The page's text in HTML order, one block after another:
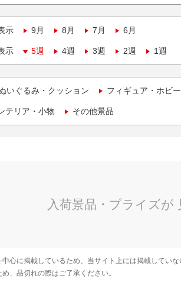
示 9月 8月 7月 6月
示 5週 4週 3週 2週 1週
いぐるみ・クッション フィギュア・ホビー
テリア・小物 その他景品